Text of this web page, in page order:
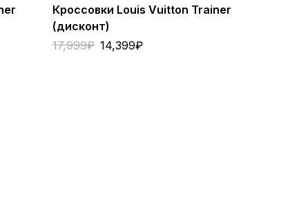
Кроссовки Louis Vuitton Trainer
(дисконт)
17,999₽ 14,399₽